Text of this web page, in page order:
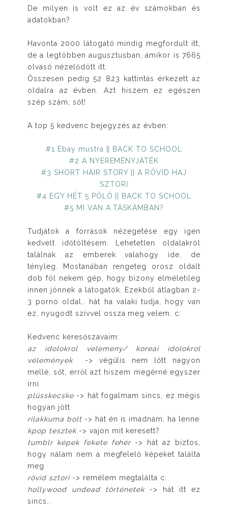
De milyen is volt ez az év számokban és
adatokban?
Havonta 2000 látogató mindig megfordult itt,
de a legtöbben augusztusban, amikor is 7665
olvasó nézelődött itt.
Összesen pedig 52 823 kattintás érkezett az
oldalra az évben. Azt hiszem ez egészen
szép szám, sőt!
A top 5 kedvenc bejegyzés az évben:
#1 Ebay mustra || BACK TO SCHOOL
#2 A NYEREMÉNYJÁTÉK
#3 SHORT HAIR STORY || A RÖVID HAJ
SZTORI
#4 EGY HÉT 5 PÓLÓ || BACK TO SCHOOL
#5 MI VAN A TÁSKÁMBAN?
Tudjátok a források nézegetése egy igen
kedvelt időtöltésem. Lehetetlen oldalakról
találnak az emberek valahogy ide, de
tényleg. Mostanában rengeteg orosz oldalt
dob föl nekem gép, hogy bizony elméletileg
innen jönnek a látogatók. Ezekből átlagban 2-
3 pornó oldal.. hát ha valaki tudja, hogy van
ez, nyugodt szívvel ossza meg velem. c:
Kedvenc keresőszavaim:
az idolokrol velemeny/ koreai idolokrol
vélemények-> végülis nem lőtt nagyon
mellé, sőt, erről azt hiszem megérné egyszer
írni
plüsskecske -> hát fogalmam sincs, ez mégis
hogyan jött
rilakkuma bolt -> hát én is imádnám, ha lenne
kpop tesztek-> vajon mit keresett?
tumblr képek fekete fehér-> hát az biztos,
hogy nálam nem a megfelelő képeket találta
meg
rövid sztori-> remélem megtalálta c:
hollywood undead történetek-> hát itt ez
sincs..